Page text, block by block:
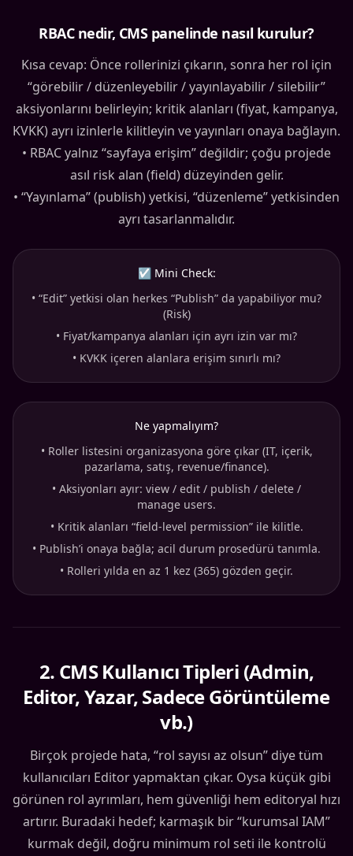
RBAC nedir, CMS panelinde nasıl kurulur?
Kısa cevap: Önce rollerinizi çıkarın, sonra her rol için
“görebilir / düzenleyebilir / yayınlayabilir / silebilir”
aksiyonlarını belirleyin; kritik alanları (fiyat, kampanya,
KVKK) ayrı izinlerle kilitleyin ve yayınları onaya bağlayın.
• RBAC yalnız “sayfaya erişim” değildir; çoğu projede
asıl risk alan (field) düzeyinden gelir.
• “Yayınlama” (publish) yetkisi, “düzenleme” yetkisinden
ayrı tasarlanmalıdır.
☑ Mini Check:
• “Edit” yetkisi olan herkes “Publish” da yapabiliyor mu?
(Risk)
• Fiyat/kampanya alanları için ayrı izin var mı?
• KVKK içeren alanlara erişim sınırlı mı?
Ne yapmalıyım?
• Roller listesini organizasyona göre çıkar (IT, içerik,
pazarlama, satış, revenue/finance).
• Aksiyonları ayır: view / edit / publish / delete /
manage users.
• Kritik alanları “field-level permission” ile kilitle.
• Publish’i onaya bağla; acil durum prosedürü tanımla.
• Rolleri yılda en az 1 kez (365) gözden geçir.
2. CMS Kullanıcı Tipleri (Admin,
Editor, Yazar, Sadece Görüntüleme
vb.)
Birçok projede hata, “rol sayısı az olsun” diye tüm
kullanıcıları Editor yapmaktan çıkar. Oysa küçük gibi
görünen rol ayrımları, hem güvenliği hem editoryal hızı
artırır. Buradaki hedef; karmaşık bir “kurumsal IAM”
kurmak değil, doğru minimum rol seti ile kontrolü